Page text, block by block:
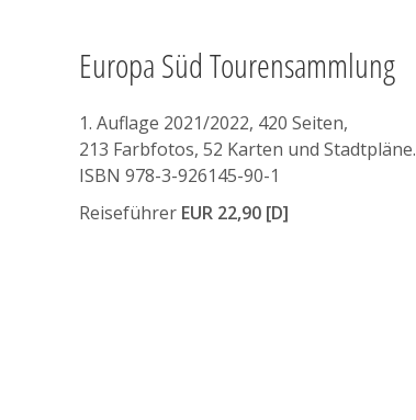
Europa Süd Tourensammlung
1. Auflage 2021/2022, 420 Seiten,
213 Farbfotos, 52 Karten und Stadtpläne.
ISBN 978-3-926145-90-1
Reiseführer EUR 22,90 [D]